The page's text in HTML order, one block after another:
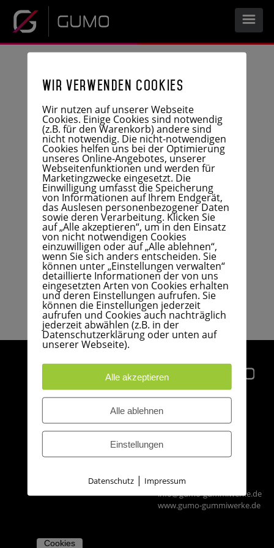
UNTERNEHMEN
UNTERNEHMENSPROFIL
HISTORIE
FERTIGUNG
ZERTIFIZIERUNGEN
LEISTUNGEN
PRODUKTE
ENTWICKLUNG
WERKSTOFFE
KARRIERE
STELLENANGEBOTE
AUSBILDUNG
DOWNLOAD
LEISTUNGSSPEKTRUM
PERFLUORKATSCHUK
DUROPLASTE
GUMMISTOPFEN
AGB
EINKAUFSBEDINGUNGEN
KONTAKT
ANFRAGE
ANFAHRT
IMPRESSUM
GUMO
Technische
Gummi-Formartikel
GmbH
Düneberger Straße 108
Tel.: +49 41 52 - 30 10
info@gumo-gummiwerke.de
www.gumo-gummiwerke.de
Cookies
Wir verwenden Cookies
Wir nutzen auf unserer Webseite
Cookies. Einige Cookies sind notwendig
(z.B. für den Warenkorb) andere sind
nicht notwendig. Die nicht-notwendigen
Cookies helfen uns bei der Optimierung
unseres Online-Angebotes, unserer
Webseitenfunktionen und werden für
Marketingzwecke eingesetzt. Die
Einwilligung umfasst die Speicherung
von Informationen auf Ihrem Endgerät,
das Auslesen personenbezogener Daten
sowie deren Verarbeitung. Klicken Sie
auf „Alle akzeptieren“, um in den Einsatz
von nicht notwendigen Cookies
einzuwilligen oder auf „Alle ablehnen“,
wenn Sie sich anders entscheiden. Sie
können unter „Einstellungen verwalten“
detaillierte Informationen der von uns
eingesetzten Arten von Cookies erhalten
und deren Einstellungen aufrufen. Sie
können die Einstellungen jederzeit
aufrufen und Cookies auch nachträglich
jederzeit abwählen (z.B. in der
Datenschutzerklärung oder unten auf
unserer Webseite).
Alle akzeptieren
Alle ablehnen
Einstellungen
Datenschutz| Impressum